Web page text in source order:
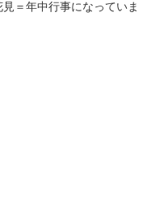
＝年中行事になっていま